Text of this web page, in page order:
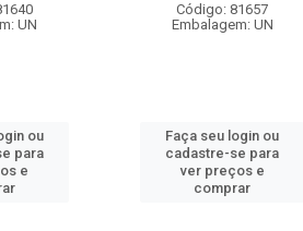
UN
ou
para
e
Código: 81657
Embalagem: UN
Faça seu login ou
cadastre-se para
ver preços e
comprar